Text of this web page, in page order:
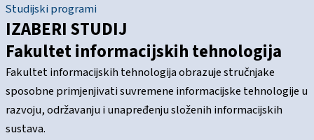
Studijski programi
IZABERI STUDIJ
Fakultet informacijskih tehnologija
Fakultet informacijskih tehnologija obrazuje stručnjake
sposobne primjenjivati suvremene informacijske tehnologije u
razvoju, održavanju i unapređenju složenih informacijskih
sustava.